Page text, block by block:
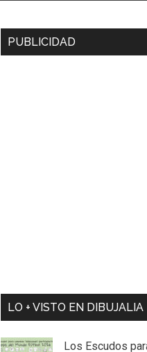
Barra
PUBLICIDAD
LO + VISTO EN DIBUJALIA
Los Escudos